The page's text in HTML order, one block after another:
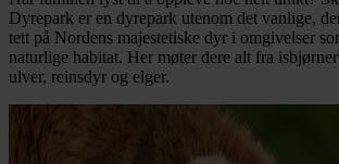
Dyrepark er en dyrepark utenom det vanlige,
tett på Nordens majestetiske dyr i omgivelser
naturlige habitat. Her møter dere alt fra
ulver, reinsdyr og elger.